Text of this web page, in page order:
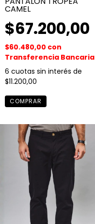
CAMEL
$67.200,00
$60.480,00 con
Transferencia Bancaria
6 cuotas sin interés de
$11.200,00
COMPRAR